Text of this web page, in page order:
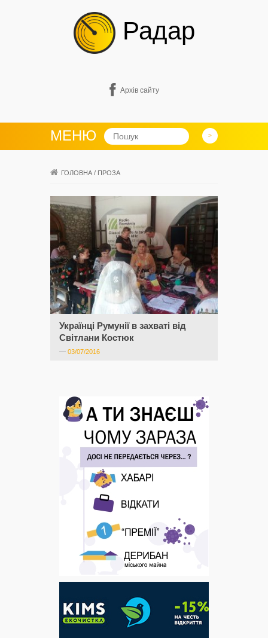
Радар
Архів сайту
МЕНЮ
ГОЛОВНА / ПРОЗА
Українці Румунії в захваті від
Світлани Костюк
— 03/07/2016